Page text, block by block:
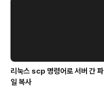
리눅스 scp 명령어로 서버 간 파
일 복사